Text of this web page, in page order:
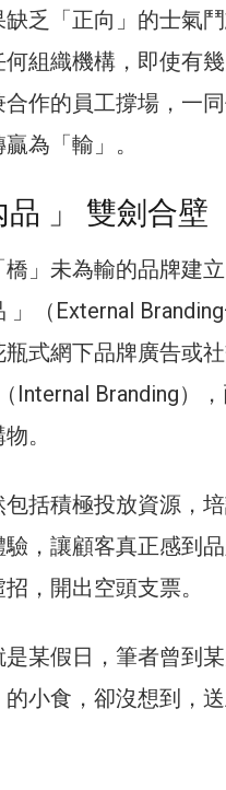
乏「正向」的士氣
組織機構，即使有
作的員工撐場，一
為「輸」。
品 」 雙劍合壁
」未為輸的品牌建
」（External
式網下品牌廣告或
Internal Branding）
。
包括積極投放資源，
，讓顧客真正感到
，開出空頭支票。
某假日，筆者曾到
小食，卻沒想到，